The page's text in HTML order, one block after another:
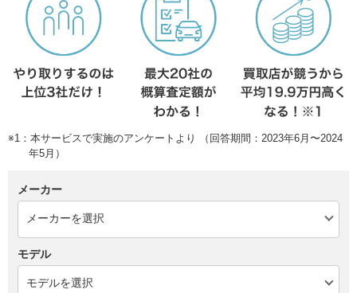
※1：本サービスで実施のアンケートより （回答期間：2023年6月〜2024
年5月）
メーカー
モデル